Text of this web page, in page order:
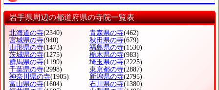
岩手県周辺の都道府県の寺院一覧表
北海道の寺(2340) 青森県の寺(462)
宮城県の寺(940) 秋田県の寺(679)
山形県の寺(1473) 福島県の寺(1530)
茨城県の寺(1275) 栃木県の寺(983)
群馬県の寺(1199) 埼玉県の寺(2225)
千葉県の寺(2998) 東京都の寺(2887)
神奈川県の寺(1905) 新潟県の寺(2795)
富山県の寺(1604) 石川県の寺(1380)